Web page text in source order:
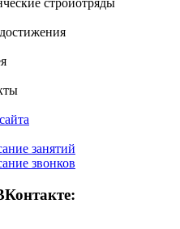
стройотряды
занятий
звонков